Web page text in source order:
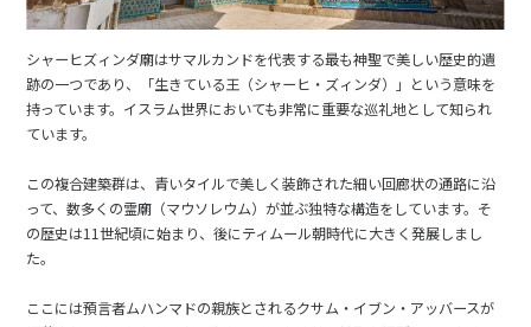
シャーヒズィンダ廟はサマルカンドを代表する最も神聖で美しい歴史的遺
跡の一つであり、「生きている王（シャーヒ・ズィンダ）」という意味を
持っています。イスラム世界においても非常に重要な巡礼地として知られ
ています。
この複合建築群は、青いタイルで美しく装飾された細い回廊状の通路に沿
って、数多くの霊廟（マウソレウム）が並ぶ独特な構造をしています。そ
の歴史は11世紀頃に始まり、後にティムール朝時代に大きく発展しまし
た。
ここには預言者ムハンマドの親族とされるクサム・イブン・アッバースが